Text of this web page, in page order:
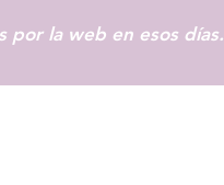
por la web en esos días.